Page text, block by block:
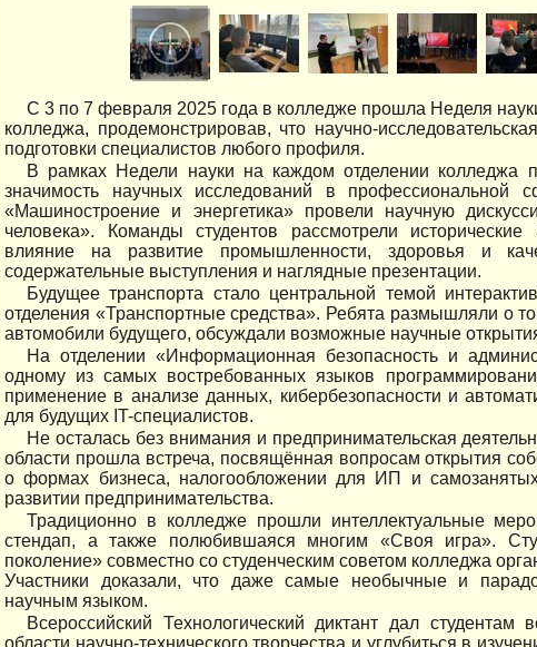
С 3 по 7 февраля 2025 года в колледже прошла Неделя
колледжа, продемонстрировав, что научно-
подготовки специалистов любого профиля.
В рамках Недели науки на каждом отделении колледжа
значимость научных исследований в профессиональной
«Машиностроение и энергетика» провели научную
человека». Команды студентов рассмотрели
влияние на развитие промышленности, здоровья и
содержательные выступления и наглядные презентации.
Будущее транспорта стало центральной темой
отделения «Транспортные средства». Ребята размышляли о
автомобили будущего, обсуждали возможные научные
На отделении «Информационная безопасность и
одному из самых востребованных языков
применение в анализе данных, кибербезопасности и
для будущих IT-специалистов.
Не осталась без внимания и предпринимательская
области прошла встреча, посвящённая вопросам открытия
о формах бизнеса, налогообложении для ИП и
развитии предпринимательства.
Традиционно в колледже прошли интеллектуальные
стендап, а также полюбившаяся многим «Своя игра».
поколение» совместно со студенческим советом колледжа
Участники доказали, что даже самые необычные и
научным языком.
Всероссийский Технологический диктант дал